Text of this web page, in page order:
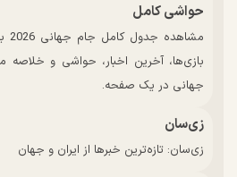
حواشی کامل
بازی‌ها، آخرین اخبار، حواشی و خلاصه
جهانی در یک صفحه.
زی‌سان
زی‌سان: تازه‌ترین خبرها از ایران و جهان